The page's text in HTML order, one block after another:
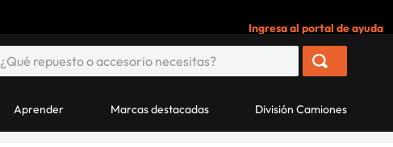
Ingresa al portal de ayuda
Aprender Marcas destacadas División Camiones